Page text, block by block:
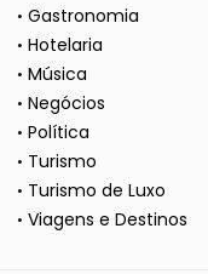
Gastronomia
Hotelaria
Música
Negócios
Política
Turismo
Turismo de Luxo
Viagens e Destinos